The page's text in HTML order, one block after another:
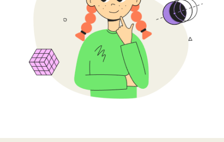
Длительность 8 мес
Ребята успеют достичь
результатов и собрать
портфолио из проектов
2 академических часа
Ребята разбирают новую тему
и отрабатывают ее